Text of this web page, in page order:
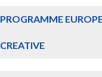
PROGRAMME
CREATIVE